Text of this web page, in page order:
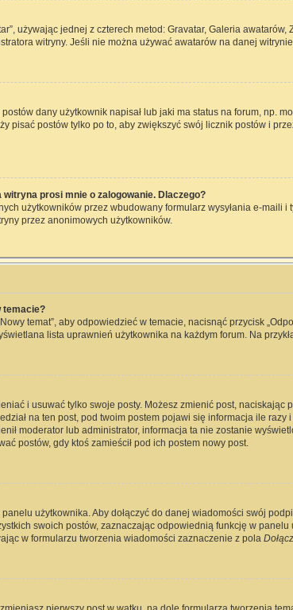
używając jednej z czterech metod: Gravatar, Galeria
witryny. Jeśli nie można używać awatarów na danej
dany użytkownik napisał lub jaki ma status na forum, np.
pisać postów tylko po to, aby zwiększyć swój licznik postów i
prosi mnie o zalogowanie. Dlaczego?
użytkowników przez wbudowany formularz wysyłania e-maili i
przez anonimowych użytkowników.
temacie?
temat”, aby odpowiedzieć w temacie, nacisnąć przycisk
lista uprawnień użytkownika na każdym forum. Na
i usuwać tylko swoje posty. Możesz zmienić post, naciskając
na ten post, pod twoim postem pojawi się informacja ile razy
moderator lub administrator, informacja ta nie zostanie
postów, gdy ktoś zamieścił pod ich postem nowy post.
użytkownika. Aby dołączyć do danej wiadomości swój
swoich postów, zaznaczając odpowiednią funkcję w
w formularzu tworzenia wiadomości zaznaczenie z pola